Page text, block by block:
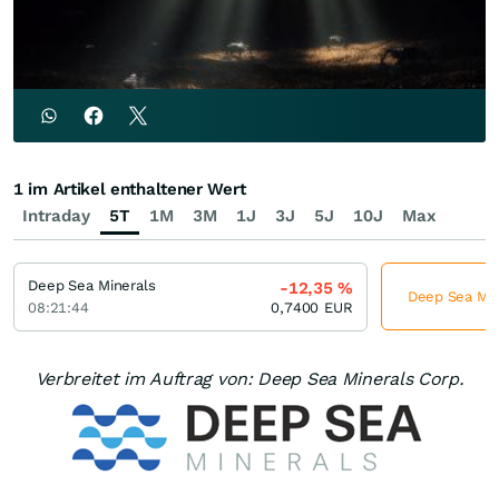
Verbreitet im Auftrag von: Deep Sea Minerals Corp.
Intraday 5T 1M 3M 1J 3J 5J 10J Max
1 im Artikel enthaltener Wert
Deep Sea Minerals
08:21:44
-12,35%
0,7400 EUR
Deep Sea